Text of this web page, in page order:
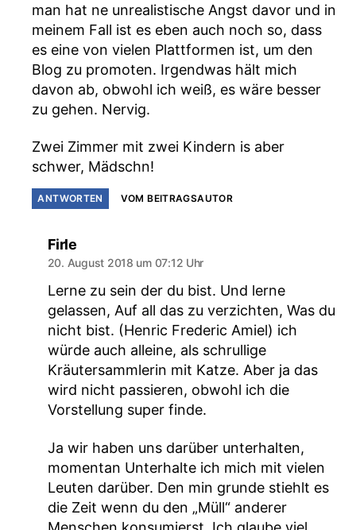
man hat ne unrealistische Angst davor und in
meinem Fall ist es eben auch noch so, dass
es eine von vielen Plattformen ist, um den
Blog zu promoten. Irgendwas hält mich
davon ab, obwohl ich weiß, es wäre besser
zu gehen. Nervig.
Zwei Zimmer mit zwei Kindern is aber
schwer, Mädschn!
ANTWORTEN VOM BEITRAGSAUTOR
Firlesagt:
20. August 2018 um 07:12 Uhr
Lerne zu sein der du bist. Und lerne
gelassen, Auf all das zu verzichten, Was du
nicht bist. (Henric Frederic Amiel) ich
würde auch alleine, als schrullige
Kräutersammlerin mit Katze. Aber ja das
wird nicht passieren, obwohl ich die
Vorstellung super finde.
Ja wir haben uns darüber unterhalten,
momentan Unterhalte ich mich mit vielen
Leuten darüber. Den min grunde stiehlt es
die Zeit wenn du den „Müll“ anderer